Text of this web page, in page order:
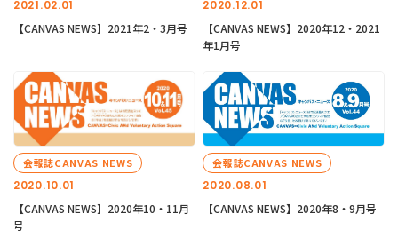
2021.02.01
【CANVAS NEWS】2021年2・3月号
2020.12.01
【CANVAS NEWS】2020年12・2021
年1月号
2020.10.01
会報誌CANVAS NEWS
【CANVAS NEWS】2020年10・11月
号
2020.08.01
会報誌CANVAS NEWS
【CANVAS NEWS】2020年8・9月号